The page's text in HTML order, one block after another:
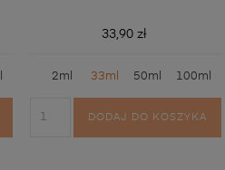
33,90 zł
2ml 33ml 50ml 100ml
DODAJ DO KOSZYKA